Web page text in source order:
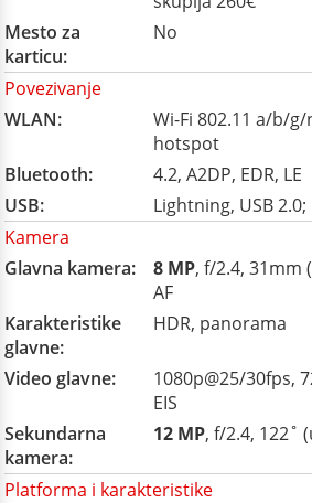
Mesto za
karticu:
No
Povezivanje
WLAN:
Wi-Fi 802.11 a/b/
hotspot
Bluetooth:
4.2, A2DP, EDR, LE
USB:
Lightning, USB
Kamera
Glavna kamera:
8 MP, f/2.4, 31mm
AF
Karakteristike
glavne:
HDR, panorama
Video glavne:
1080p@25/30fps,
EIS
Sekundarna
kamera:
12 MP, f/2.4, 122˚
Platforma i karakteristike